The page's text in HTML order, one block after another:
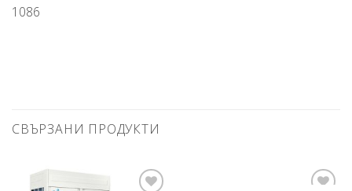
1086
СВЪРЗАНИ ПРОДУКТИ